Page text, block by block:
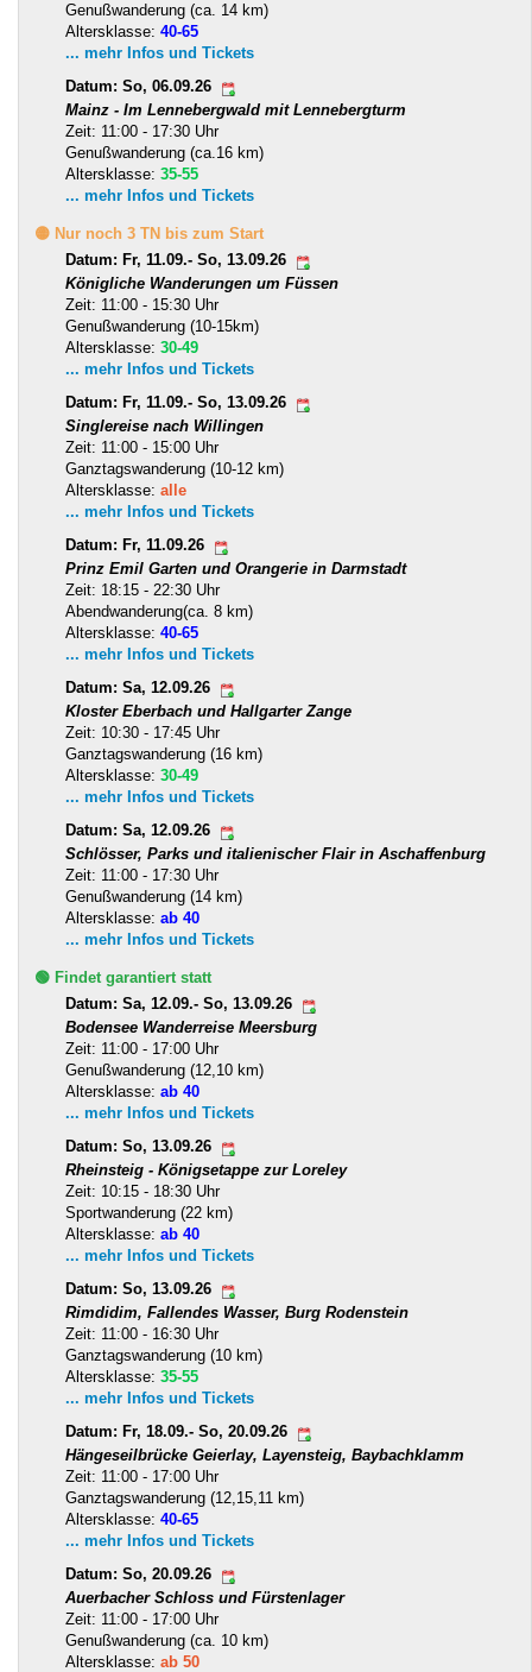
Genußwanderung (ca. 14 km)
Altersklasse: 40-65
... mehr Infos und Tickets
Datum: So, 06.09.26
Mainz - Im Lennebergwald mit Lennebergturm
Zeit: 11:00 - 17:30 Uhr
Genußwanderung (ca.16 km)
Altersklasse: 35-55
... mehr Infos und Tickets
🟡 Nur noch 3 TN bis zum Start
Datum: Fr, 11.09.- So, 13.09.26
Königliche Wanderungen um Füssen
Zeit: 11:00 - 15:30 Uhr
Genußwanderung (10-15km)
Altersklasse: 30-49
... mehr Infos und Tickets
Datum: Fr, 11.09.- So, 13.09.26
Singlereise nach Willingen
Zeit: 11:00 - 15:00 Uhr
Ganztagswanderung (10-12 km)
Altersklasse: alle
... mehr Infos und Tickets
Datum: Fr, 11.09.26
Prinz Emil Garten und Orangerie in Darmstadt
Zeit: 18:15 - 22:30 Uhr
Abendwanderung(ca. 8 km)
Altersklasse: 40-65
... mehr Infos und Tickets
Datum: Sa, 12.09.26
Kloster Eberbach und Hallgarter Zange
Zeit: 10:30 - 17:45 Uhr
Ganztagswanderung (16 km)
Altersklasse: 30-49
... mehr Infos und Tickets
Datum: Sa, 12.09.26
Schlösser, Parks und italienischer Flair in Aschaffenburg
Zeit: 11:00 - 17:30 Uhr
Genußwanderung (14 km)
Altersklasse: ab 40
... mehr Infos und Tickets
🟢 Findet garantiert statt
Datum: Sa, 12.09.- So, 13.09.26
Bodensee Wanderreise Meersburg
Zeit: 11:00 - 17:00 Uhr
Genußwanderung (12,10 km)
Altersklasse: ab 40
... mehr Infos und Tickets
Datum: So, 13.09.26
Rheinsteig - Königsetappe zur Loreley
Zeit: 10:15 - 18:30 Uhr
Sportwanderung (22 km)
Altersklasse: ab 40
... mehr Infos und Tickets
Datum: So, 13.09.26
Rimdidim, Fallendes Wasser, Burg Rodenstein
Zeit: 11:00 - 16:30 Uhr
Ganztagswanderung (10 km)
Altersklasse: 35-55
... mehr Infos und Tickets
Datum: Fr, 18.09.- So, 20.09.26
Hängeseilbrücke Geierlay, Layensteig, Baybachklamm
Zeit: 11:00 - 17:00 Uhr
Ganztagswanderung (12,15,11 km)
Altersklasse: 40-65
... mehr Infos und Tickets
Datum: So, 20.09.26
Auerbacher Schloss und Fürstenlager
Zeit: 11:00 - 17:00 Uhr
Genußwanderung (ca. 10 km)
Altersklasse: ab 50